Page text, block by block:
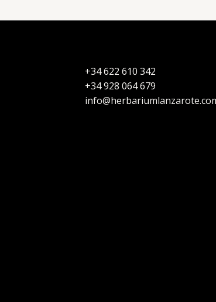
+34 622 610 342
+34 928 064 679